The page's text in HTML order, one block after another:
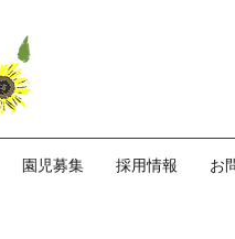
園児募集 採用情報 お